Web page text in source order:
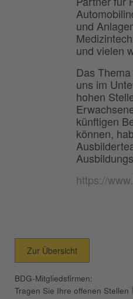
und
und vielen
Das
uns im
hohen
künftigen
können,
https://
Zur Übersicht
BDG-Mitgliedsfirmen:
Tragen Sie Ihre offenen Stellen